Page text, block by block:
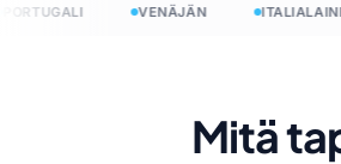
VENÄJÄN ITALIALAINEN
Mitä